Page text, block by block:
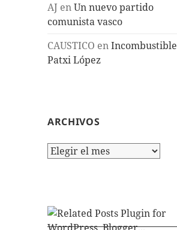
AJ enUn nuevo partido
comunista vasco
CAUSTICO enIncombustible
Patxi López
ARCHIVOS
Archivos